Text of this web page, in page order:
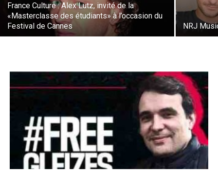
France Culture : Alex Lutz, invité de la
«Masterclasse des étudiants» à l’occasion du
Festival de Cannes
NRJ